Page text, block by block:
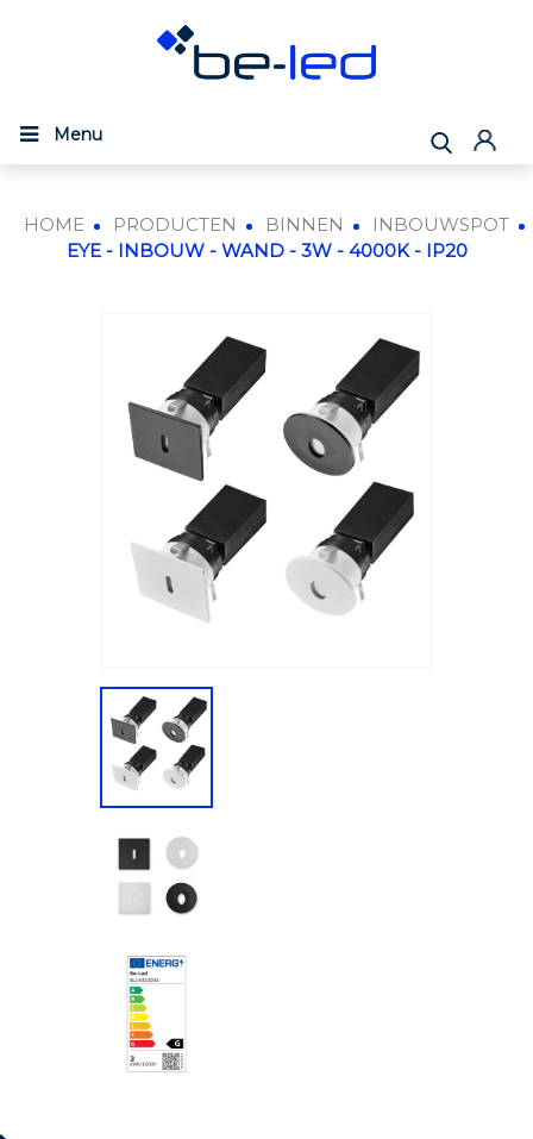
Menu
HOME PRODUCTEN BINNEN
INBOUWSPOT
EYE - INBOUW - WAND - 3W - 4000K - IP20